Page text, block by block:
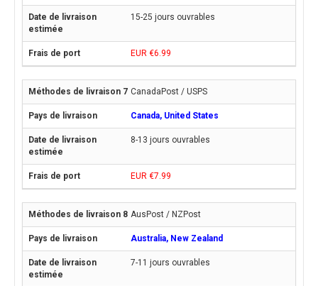
15-25 jours ouvrables
EUR €6.99
CanadaPost / USPS
Canada, United States
8-13 jours ouvrables
EUR €7.99
AusPost / NZPost
Australia, New Zealand
7-11 jours ouvrables